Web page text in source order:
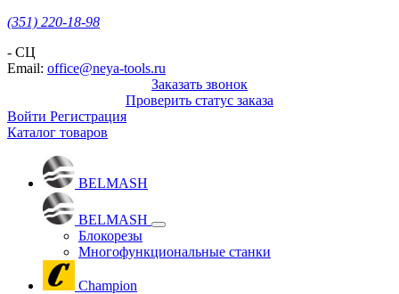
(351) 220-18-98
- СЦ
Email: office@neya-tools.ru
Заказать звонок
Проверить статус заказа
Войти Регистрация
Каталог товаров
BELMASH
BELMASH
Блокорезы
Многофункциональные станки
Champion